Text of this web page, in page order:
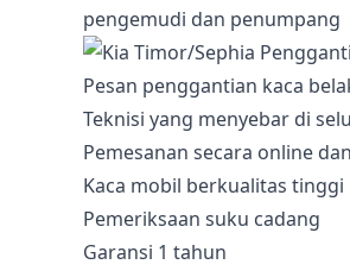
pengemudi dan penumpang
Pesan penggantian kaca
Teknisi yang menyebar di
Pemesanan secara online
Kaca mobil berkualitas tinggi
Pemeriksaan suku cadang
Garansi 1 tahun